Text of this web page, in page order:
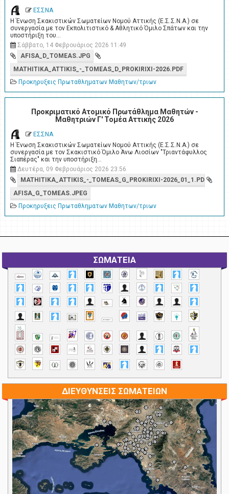
ΕΣΣΝΑ
Η Ένωση Σκακιστικών Σωματείων Νομού Αττικής (Ε.Σ.Σ.Ν.Α.) σε
συνεργασία με τον Εκπολιτιστικό & Αθλητικό Όμιλο Σπάτων και την
υποστήριξη του…
Σάββατο, 14 Φεβρουάριος 2026 11:49
AFISA_D_TOMEAS.JPG
MATHITIKA_ATTIKIS_-_TOMEAS_D_PROKIRIXI-2026.PDF
Προκηρυξεις Πρωταθληματων Μαθητων/τριων
Προκριματικό Ατομικό Πρωτάθλημα Μαθητών -
Μαθητριών Γ' Τομέα Αττικής 2026
ΕΣΣΝΑ
Η Ένωση Σκακιστικών Σωματείων Νομού Αττικής (Ε.Σ.Σ.Ν.Α.) σε
συνεργασία με τον Σκακιστικό Όμιλο Άνω Λιοσίων "Τριαντάφυλλος
Σιαπέρας" και την υποστήριξη…
Δευτέρα, 09 Φεβρουάριος 2026 23:56
MATHITIKA_ATTIKIS_-_TOMEAS_G_PROKIRIXI-2026_01_1.PDF
AFISA_G_TOMEAS.JPEG
Προκηρυξεις Πρωταθληματων Μαθητων/τριων
ΣΩΜΑΤΕΙΑ
ΔΙΕΥΘΥΝΣΕΙΣ ΣΩΜΑΤΕΙΩΝ